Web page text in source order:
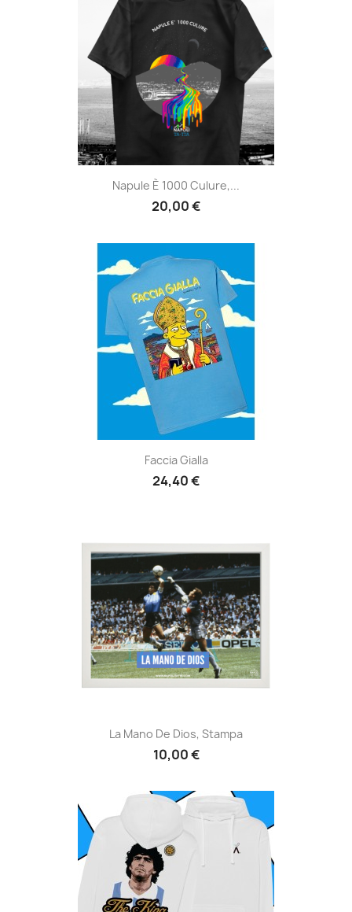
Napule È 1000 Culure,...
20,00 €
Faccia Gialla
24,40 €
La Mano De Dios, Stampa
10,00 €